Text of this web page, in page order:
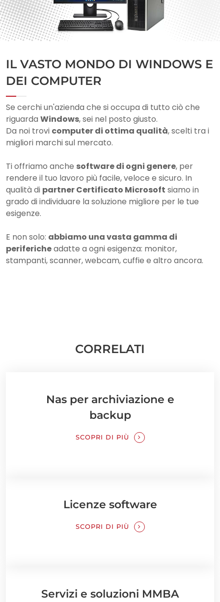
IL VASTO MONDO DI WINDOWS E
DEI COMPUTER​
Se cerchi un'azienda che si occupa di tutto ciò che
riguarda Windows, sei nel posto giusto.
Da noi trovi computer di ottima qualità, scelti tra i
migliori marchi sul mercato.
Ti offriamo anche software di ogni genere, per
rendere il tuo lavoro più facile, veloce e sicuro. In
qualità di partner Certificato Microsoft siamo in
grado di individuare la soluzione migliore per le tue
esigenze.
E non solo: abbiamo una vasta gamma di
perifericheadatte a ogni esigenza: monitor,
stampanti, scanner, webcam, cuffie e altro ancora.​
CORRELATI
Nas per archiviazione e
backup
SCOPRI DI PIÙ
Licenze software
SCOPRI DI PIÙ
Servizi e soluzioni MMBA